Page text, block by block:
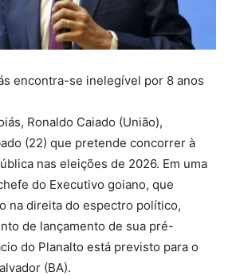
encontra-se inelegível por 8 anos
Ronaldo Caiado (União),
(22) que pretende concorrer à
nas eleições de 2026. Em uma
do Executivo goiano, que
na direita do espectro político,
de lançamento de sua pré-
do Planalto está previsto para o
(BA).